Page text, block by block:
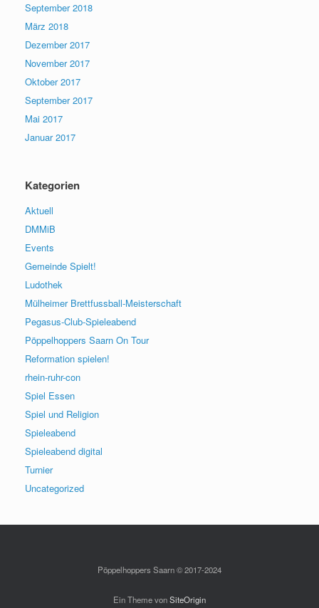
September 2018
März 2018
Dezember 2017
November 2017
Oktober 2017
September 2017
Mai 2017
Januar 2017
Kategorien
Aktuell
DMMiB
Events
Gemeinde Spielt!
Ludothek
Mülheimer Brettfussball-Meisterschaft
Pegasus-Club-Spieleabend
Pöppelhoppers Saarn On Tour
Reformation spielen!
rhein-ruhr-con
Spiel Essen
Spiel und Religion
Spieleabend
Spieleabend digital
Turnier
Uncategorized
Pöppelhoppers Saarn © 2017-2024
Ein Theme vonSiteOrigin